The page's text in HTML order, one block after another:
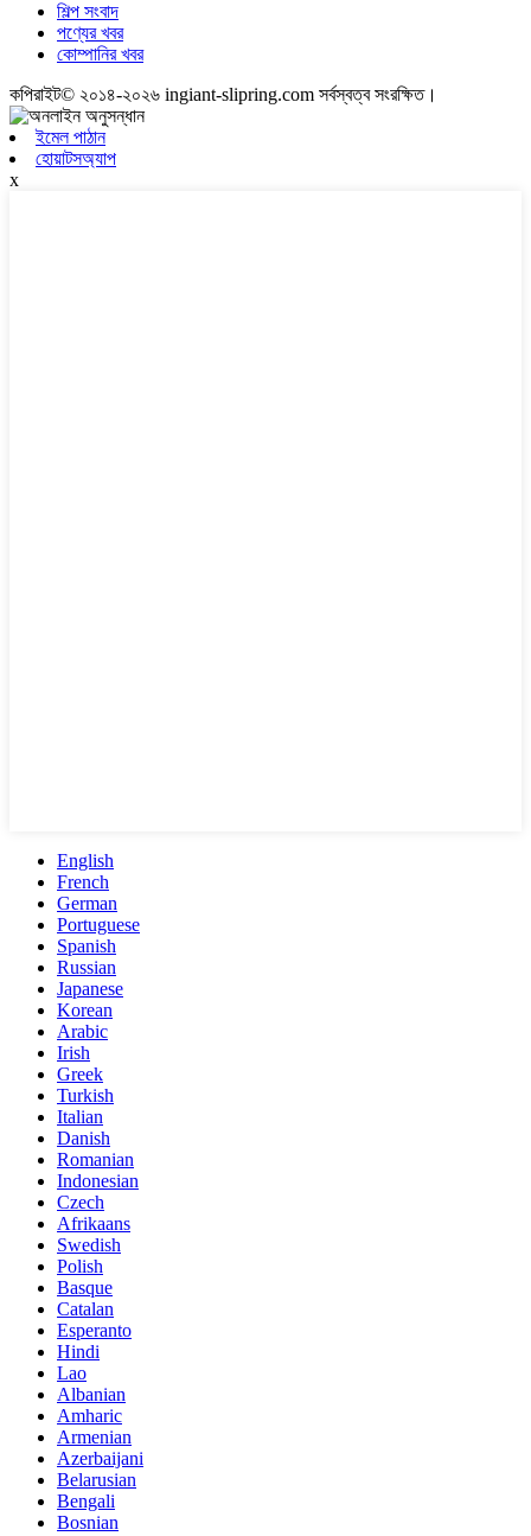
শিল্প সংবাদ
পণ্যের খবর
কোম্পানির খবর
কপিরাইট© ২০১৪-২০২৬ ingiant-slipring.com সর্বস্বত্ব সংরক্ষিত।
ইমেল পাঠান
হোয়াটসঅ্যাপ
x
English
French
German
Portuguese
Spanish
Russian
Japanese
Korean
Arabic
Irish
Greek
Turkish
Italian
Danish
Romanian
Indonesian
Czech
Afrikaans
Swedish
Polish
Basque
Catalan
Esperanto
Hindi
Lao
Albanian
Amharic
Armenian
Azerbaijani
Belarusian
Bengali
Bosnian